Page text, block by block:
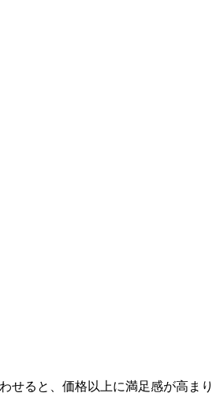
せると、価格以上に満足感が高まり